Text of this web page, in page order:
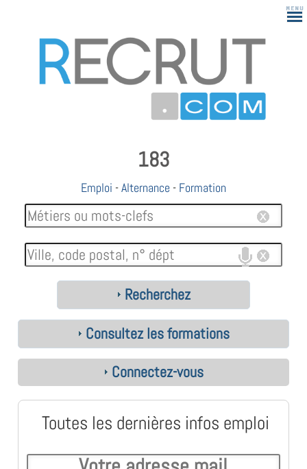
183
Emploi -Alternance - Formation
Recherchez
Consultez les formations
Connectez-vous
Toutes les dernières infos emploi